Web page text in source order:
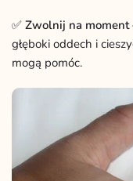
✅Zwolnij na moment
głęboki oddech i
mogą pomóc.